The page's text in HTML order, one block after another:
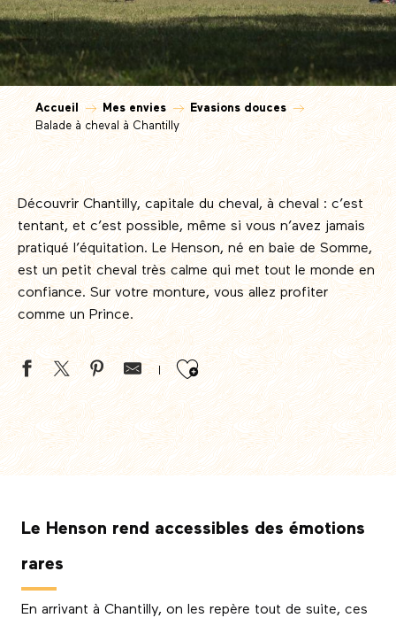
Accueil Mes envies
Evasions douces
Balade à cheval à Chantilly
Découvrir Chantilly, capitale du cheval, à cheval : c’est
tentant, et c’est possible, même si vous n’avez jamais
pratiqué l’équitation. Le Henson, né en baie de Somme,
est un petit cheval très calme qui met tout le monde en
confiance. Sur votre monture, vous allez profiter
comme un Prince.
Ajouter aux
Le Henson rend accessibles des émotions
rares
En arrivant à Chantilly, on les repère tout de suite, ces